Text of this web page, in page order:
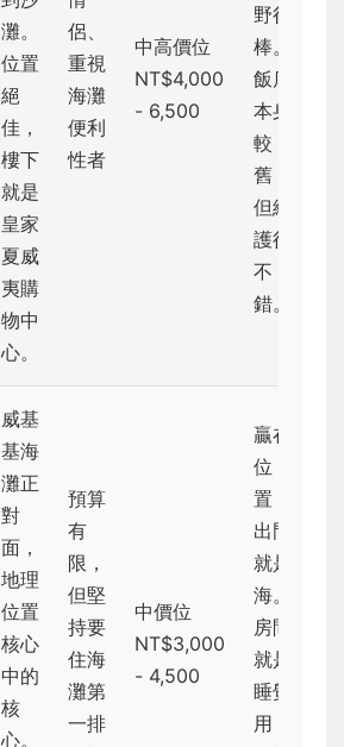
灘。
位置
絕
佳，
樓下
就是
皇家
夏威
夷購
物中
心。
侶、
重視
海灘
便利
性者
中高價位
NT$4,000
- 6,500
野很
棒。
飯店
本身
較
舊，
但維
護得
不
錯。
威基
基海
灘正
對
面，
地理
位置
核心
中的
核
心。
預算
有
限，
但堅
持要
住海
灘第
一排
中價位
NT$3,000
- 4,500
贏在
位
置，
出門
就是
海。
房間
就是
睡覺
用，